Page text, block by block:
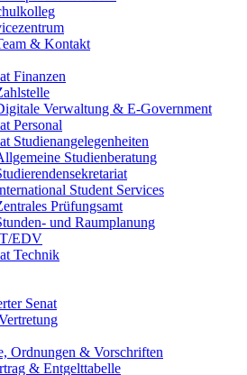
& Kontakt
Finanzen
Verwaltung & E-Government
Personal
Studienangelegenheiten
Studienberatung
Student Services
Prüfungsamt
und Raumplanung
EDV
Technik
Senat
Ordnungen & Vorschriften
& Entgelttabelle